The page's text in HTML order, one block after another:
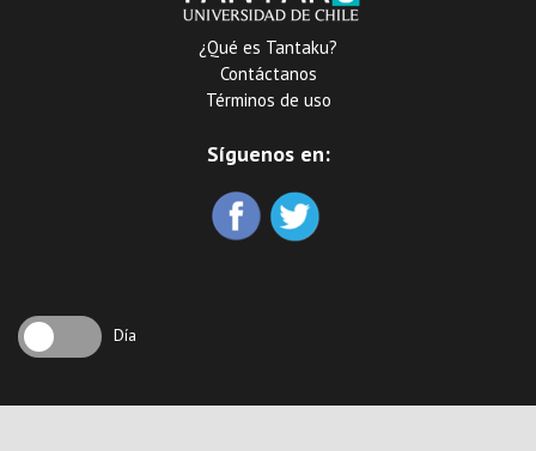
¿Qué es Tantaku?
Contáctanos
Términos de uso
Síguenos en:
Día